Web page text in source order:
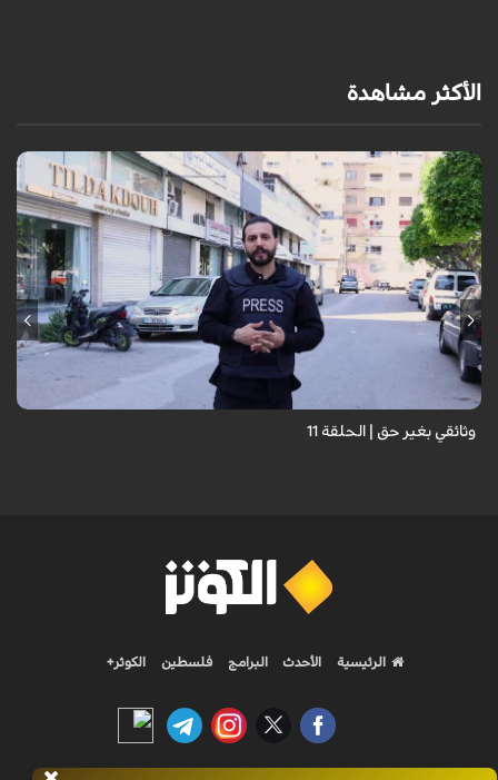
الأكثر مشاهدة
وثائقي بغير حق | الحلقة 11
الرئيسية الأحدث البرامج فلسطين الكوثر+